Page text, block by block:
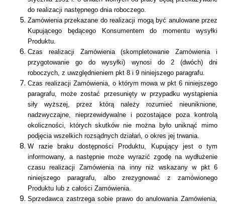
do realizacji następnego dnia roboczego.
Zamówienia przekazane do realizacji mogą być anulowane przez
Kupującego będącego Konsumentem do momentu wysyłki
Produktu.
Czas realizacji Zamówienia (skompletowanie Zamówienia i
przygotowanie go do wysyłki) wynosi do 2 (dwóch)
dni
roboczych, z uwzględnieniem pkt 8 i 9 niniejszego paragrafu.
Czas realizacji Zamówienia, o którym mowa w pkt 6 niniejszego
paragrafu, może zostać przesunięty w przypadku wystąpienia
siły wyższej, przez którą należy rozumieć nieuniknione,
nadzwyczajne, nieprzewidywalne i pozostające poza kontrolą
okoliczności, których skutków nie można było uniknąć mimo
podjęcia wszelkich rozsądnych działań, o okres jej trwania.
W razie braku dostępności Produktu, Kupujący jest o tym
informowany, a następnie może wyrazić zgodę na wydłużenie
czasu realizacji Zamówienia na inny niż wskazany w pkt 6
niniejszego paragrafu, albo zrezygnować z zamówionego
Produktu lub z całości Zamówienia.
Sprzedawca zastrzega sobie prawo do anulowania Zamówienia,